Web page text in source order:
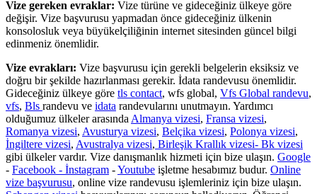
Vize gereken evraklar: Vize türüne ve gideceğiniz ülkeye göre
değişir. Vize başvurusu yapmadan önce gideceğiniz ülkenin
konsolosluk veya büyükelçiliğinin internet sitesinden güncel bilgi
edinmeniz önemlidir.
Vize evrakları: Vize başvurusu için gerekli belgelerin eksiksiz ve
doğru bir şekilde hazırlanması gerekir. İdata randevusu önemlidir.
Gideceğiniz ülkeye göre tls contact, wfs global, Vfs Global randevu,
vfs, Bls randevu ve idata randevularını unutmayın. Yardımcı
olduğumuz ülkeler arasında Almanya vizesi, Fransa vizesi,
Romanya vizesi, Avusturya vizesi, Belçika vizesi, Polonya vizesi,
İngiltere vizesi, Avustralya vizesi, Birleşik Krallık vizesi- Bk vizesi
gibi ülkeler vardır. Vize danışmanlık hizmeti için bize ulaşın. Google
- Facebook - İnstagram -Youtube işletme hesabımız budur. Online
vize başvurusu, online vize randevusu işlemleriniz için bize ulaşın.